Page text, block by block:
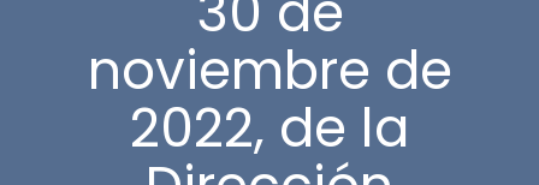
noviembre de
2022, de la